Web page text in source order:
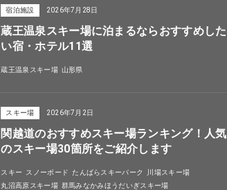
宿泊施設 2026年7月28日
蔵王温泉スキー場に泊まるならおすすめした
い宿・ホテル11選
蔵王温泉スキー場 山形県
スキー場 2026年7月2日
関越道のおすすめスキー場ランキング！人気
のスキー場30箇所をご紹介します
スキー スノーボード たんばらスキーパーク
川場スキー場
丸沼高原スキー場 群馬みなかみほうだいぎスキー場